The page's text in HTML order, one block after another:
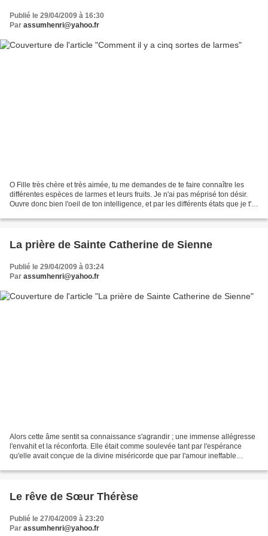
Publié le 29/04/2009 à 16:30
Par assumhenri@yahoo.fr
O Fille très chère et très aimée, tu me demandes de te faire connaître les
différentes espèces de larmes et leurs fruits. Je n'ai pas méprisé ton désir.
Ouvre donc bien l'oeil de ton intelligence, et par les différents états que je t'ai
La prière de Sainte Catherine de Sienne
Publié le 29/04/2009 à 03:24
Par assumhenri@yahoo.fr
Alors cette âme sentit sa connaissance s'agrandir ; une immense allégresse
l'envahit et la réconforta. Elle était comme soulevée tant par l'espérance
qu'elle avait conçue de la divine miséricorde que par l'amour ineffable
Le rêve de Sœur Thérèse
Publié le 27/04/2009 à 23:20
Par assumhenri@yahoo.fr